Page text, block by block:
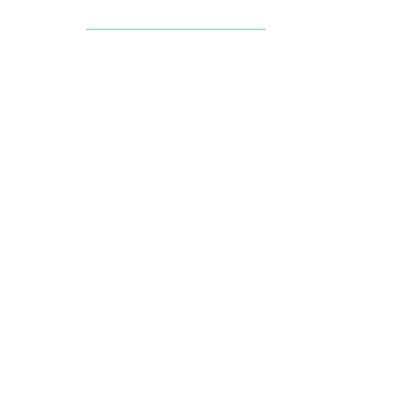
Agenciamento Produção